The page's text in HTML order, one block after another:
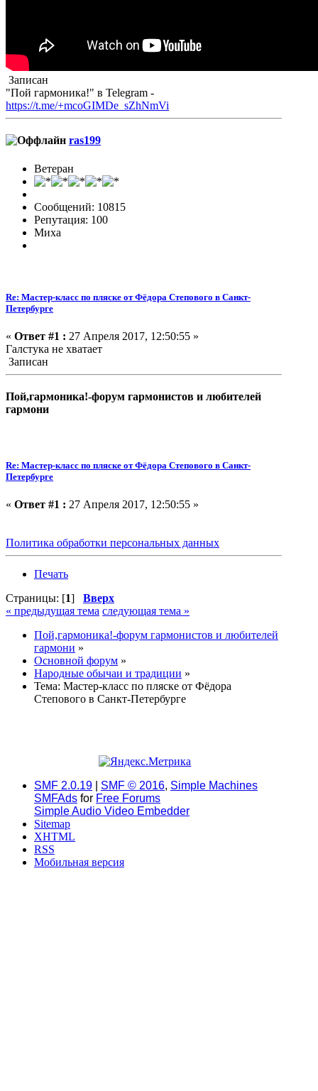
Записан
"Пой гармоника!" в Telegram -
https://t.me/+mcoGIMDe_sZhNmVi
ras199
Ветеран
Сообщений: 10815
Репутация: 100
Миха
Re: Мастер-класс по пляске от Фёдора Степового в Санкт-
Петербурге
« Ответ #1 : 27 Апреля 2017, 12:50:55 »
Галстука не хватает
Записан
Пой,гармоника!-форум гармонистов и любителей
гармони
Re: Мастер-класс по пляске от Фёдора Степового в Санкт-
Петербурге
« Ответ #1 : 27 Апреля 2017, 12:50:55 »
Политика обработки персональных данных
Печать
Страницы: [1] Вверх
« предыдущая тема следующая тема »
Пой,гармоника!-форум гармонистов и любителей
гармони »
Основной форум »
Народные обычаи и традиции »
Тема: Мастер-класс по пляске от Фёдора
Степового в Санкт-Петербурге
SMF 2.0.19 SMF © 2016, Simple Machines
SMFAds for Free Forums
Simple Audio Video Embedder
Sitemap
XHTML
RSS
Мобильная версия